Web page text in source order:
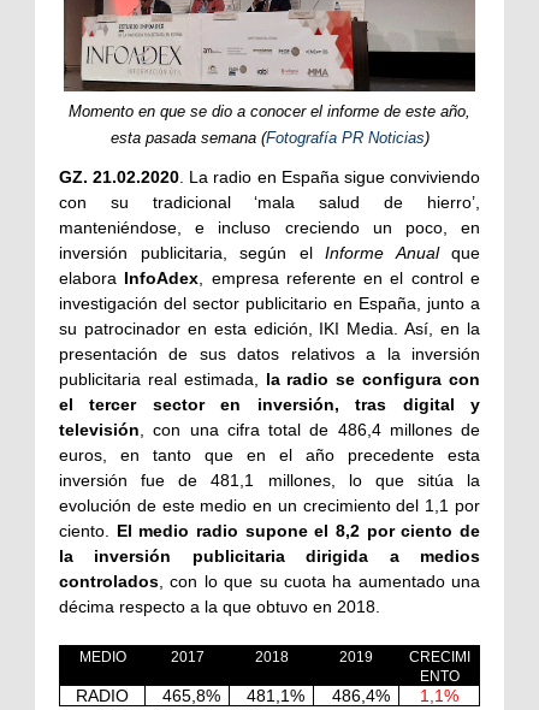
Momento en que se dio a conocer el informe de este año,
esta pasada semana (Fotografía PR Noticias)
GZ. 21.02.2020. La radio en España sigue conviviendo
con su tradicional ‘mala salud de hierro’,
manteniéndose, e incluso creciendo un poco, en
inversión publicitaria, según el Informe Anualque
elabora InfoAdex, empresa referente en el control e
investigación del sector publicitario en España, junto a
su patrocinador en esta edición, IKI Media. Así, en la
presentación de sus datos relativos a la inversión
publicitaria real estimada, la radio se configura con
el tercer sector en inversión, tras digital y
televisión, con una cifra total de 486,4 millones de
euros, en tanto que en el año precedente esta
inversión fue de 481,1 millones, lo que sitúa la
evolución de este medio en un crecimiento del 1,1 por
ciento. El medio radio supone el 8,2 por ciento de
la inversión publicitaria dirigida a medios
controlados, con lo que su cuota ha aumentado una
décima respecto a la que obtuvo en 2018.
MEDIO 2017 2018 2019
CRECIMI
ENTO
RADIO 465,8% 481,1% 486,4% 1,1%